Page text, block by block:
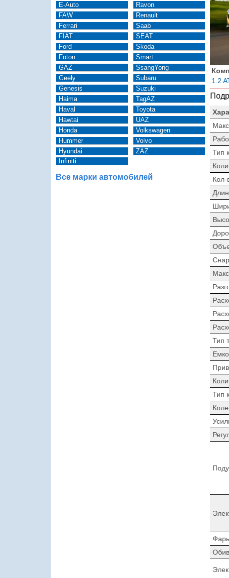
E-Auto
FAW
Ferrari
FIAT
Ford
Foton
GAZ
Geely
Genesis
Haima
Haval
Hawtai
Honda
Hummer
Hyundai
Infiniti
Ravon
Renault
Saab
SEAT
Skoda
Smart
SsangYong
Subaru
Suzuki
TagAZ
Toyota
UAZ
Volkswagen
Volvo
ZAZ
Все марки автомобилей
1.2
Тип
Кол-
Тип
Тип